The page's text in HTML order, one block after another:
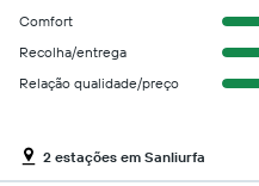
Comfort
Recolha/entrega
Relação qualidade/preço
2 estações em Sanliurfa